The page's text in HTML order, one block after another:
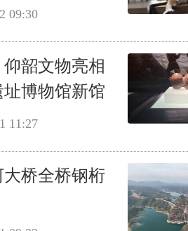
09:30
仰韶文物亮相
博物馆新馆
11:27
桥全桥钢桁